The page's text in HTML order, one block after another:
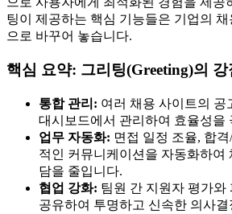
팅이 제공하는 핵심 기능들은 기업의
으로 바꾸어 놓습니다.
핵심 요약: 그리팅(Greeting)의 강
통합 관리: 여러 채용 사이트의 공
대시보드에서 관리하여 효율성을
업무 자동화: 면접 일정 조율, 합
적인 커뮤니케이션을 자동화하여
담을 줄입니다.
협업 강화: 팀원 간 지원자 평가와
공유하여 투명하고 신속한 의사